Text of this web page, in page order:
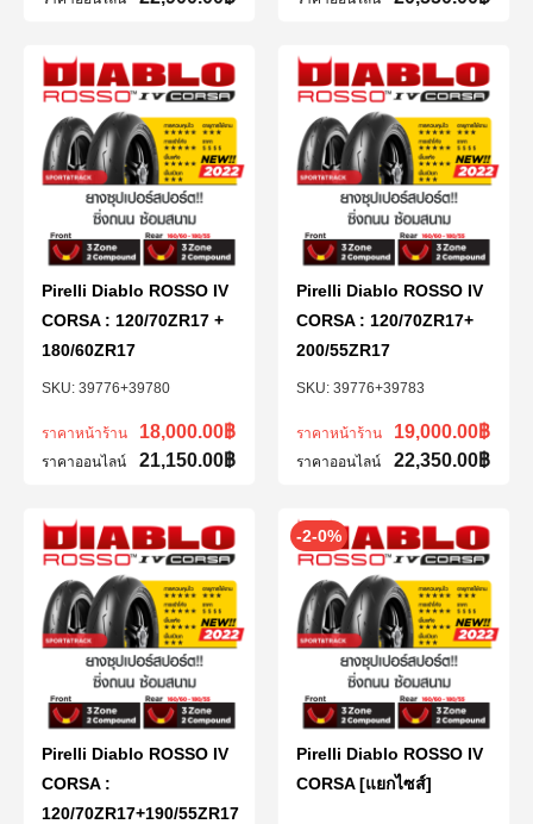
39776+39780
Pirelli Diablo ROSSO IV
CORSA : 120/70ZR17 +
180/60ZR17
ราคาหน้าร้าน 18,000.00฿
ราคาออนไลน์ 21,150.00฿
39776+39783
Pirelli Diablo ROSSO IV
CORSA : 120/70ZR17+
200/55ZR17
ราคาหน้าร้าน 19,000.00฿
ราคาออนไลน์ 22,350.00฿
Pirelli Diablo ROSSO IV
CORSA :
120/70ZR17+190/55ZR17
-2-0%
Pirelli Diablo ROSSO IV
CORSA [แยกไซส์]